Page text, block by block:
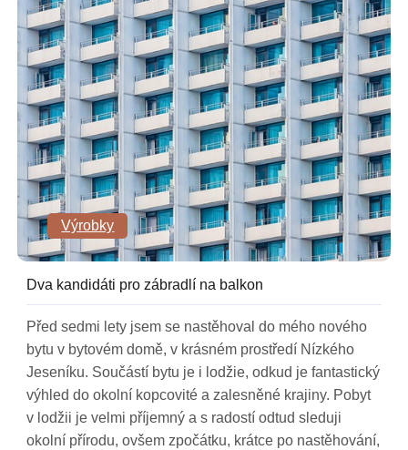
Výrobky
Dva kandidáti pro zábradlí na balkon
Před sedmi lety jsem se nastěhoval do mého nového
bytu v bytovém domě, v krásném prostředí Nízkého
Jeseníku. Součástí bytu je i lodžie, odkud je fantastický
výhled do okolní kopcovité a zalesněné krajiny. Pobyt
v lodžii je velmi příjemný a s radostí odtud sleduji
okolní přírodu, ovšem zpočátku, krátce po nastěhování,